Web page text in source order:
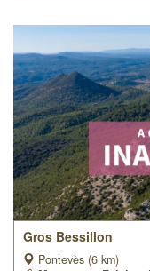
Gros Bessillon
Pontevès (6 km)